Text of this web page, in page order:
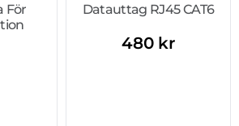
För
Datauttag RJ45 CAT6
480 kr